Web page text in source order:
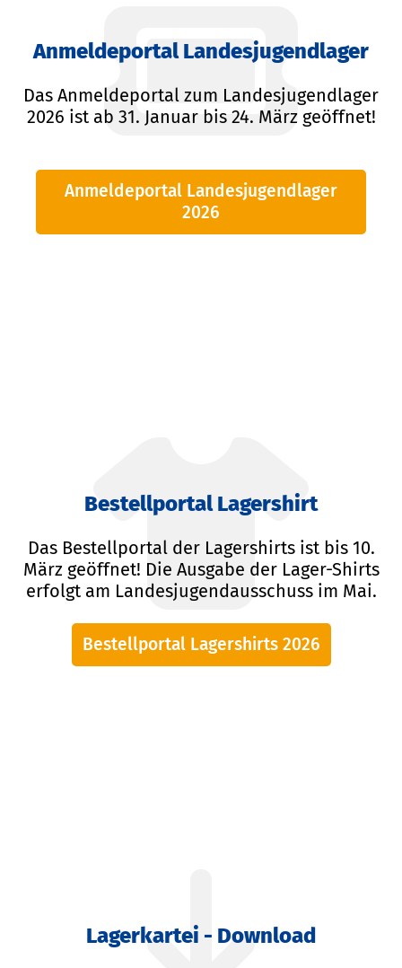
Anmeldeportal Landesjugendlager
Das Anmeldeportal zum Landesjugendlager
2026 ist ab 31. Januar bis 24. März geöffnet!
Anmeldeportal Landesjugendlager
2026
Bestellportal Lagershirt
Das Bestellportal der Lagershirts ist bis 10.
März geöffnet! Die Ausgabe der Lager-Shirts
erfolgt am Landesjugendausschuss im Mai.
Bestellportal Lagershirts 2026
Lagerkartei - Download